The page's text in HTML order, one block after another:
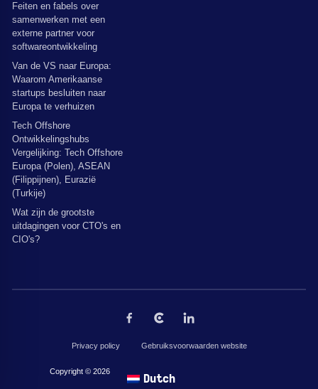
Feiten en fabels over
samenwerken met een
externe partner voor
softwareontwikkeling
Van de VS naar Europa:
Waarom Amerikaanse
startups besluiten naar
Europa te verhuizen
Tech Offshore
Ontwikkelingshubs
Vergelijking: Tech Offshore
Europa (Polen), ASEAN
(Filippijnen), Eurazië
(Turkije)
Wat zijn de grootste
uitdagingen voor CTO's en
CIO's?
Privacy policy Gebruiksvoorwaarden website
Copyright © 2026 door The Codest. Alle rechten voorbehouden.
Dutch